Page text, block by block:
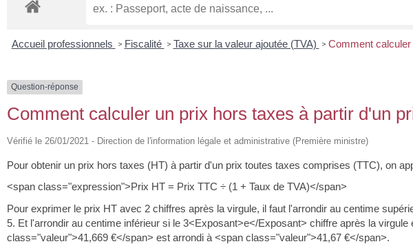
Accueil professionnels > Fiscalité > Taxe sur la valeur ajoutée (TVA) > Comment
Question-réponse
Comment calculer un prix hors taxes à partir d'un
Vérifié le 26/01/2021 - Direction de l'information légale et administrative (Première ministre)
Pour obtenir un prix hors taxes (HT) à partir d'un prix toutes taxes comprises (TTC), on
<span class="expression">Prix HT = Prix TTC ÷ (1 + Taux de TVA)</span>
Pour exprimer le prix HT avec 2 chiffres après la virgule, il faut l'arrondir au centime
5. Et l'arrondir au centime inférieur si le 3<Exposant>e</Exposant> chiffre après la
class="valeur">41,669 €</span> est arrondi à <span class="valeur">41,67 €</span>.